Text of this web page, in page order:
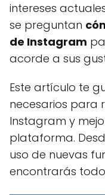
intereses
se preguntan
de Instagram
acorde a sus
Este artículo te
necesarios para
Instagram y
plataforma.
uso de nuevas
encontrarás